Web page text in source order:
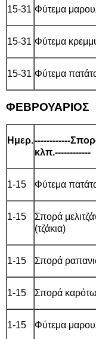
15-31 Φύτεμα
15-31 Φύτεμα
15-31 Φύτεμα
ΦΕΒΡΟΥΑΡΙΟΣ
Ημερ.------------
κλπ.------------
1-15 Φύτεμα
1-15
Σπορά
(τζάκια)
1-15 Σπορά
1-15 Σπορά
1-15 Φύτεμα